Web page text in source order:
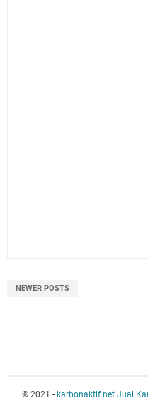
NEWER POSTS
© 2021 - karbonaktif.net Jual